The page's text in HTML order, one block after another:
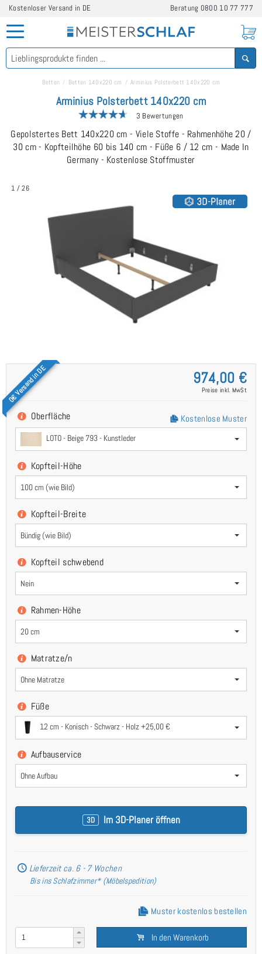
Kostenloser Versand in DE Beratung 0800 10 77 777
Betten Betten 140x220 cm Arminius Polsterbett 140x220 cm
Arminius Polsterbett 140x220 cm
3 Bewertungen
Gepolstertes Bett 140x220 cm - Viele Stoffe - Rahmenhöhe 20 /
30 cm - Kopfteilhöhe 60 bis 140 cm - Füße 6 / 12 cm - Made In
Germany - Kostenlose Stoffmuster
1 /26
0€ Versand in DE 974,00 €
Preise inkl. MwSt
Oberfläche Kostenlose Muster
LOTO - Beige 793 - Kunstleder
Kopfteil-Höhe
100 cm (wie Bild)
Kopfteil-Breite
Bündig (wie Bild)
Kopfteil schwebend
Nein
Rahmen-Höhe
20 cm
Matratze/n
Ohne Matratze
Füße
12 cm - Konisch - Schwarz - Holz +25,00 €
Aufbauservice
Ohne Aufbau
3D Im 3D-Planer öffnen
Lieferzeit ca. 6 - 7 Wochen
Bis ins Schlafzimmer* (Möbelspedition)
Muster kostenlos bestellen
In den Warenkorb